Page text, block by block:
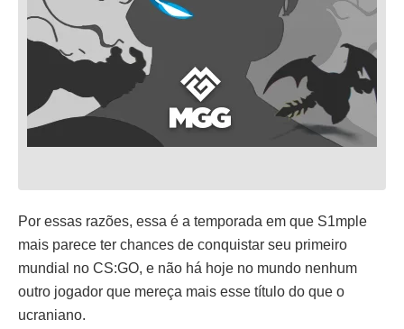
Por essas razões, essa é a temporada em que S1mple
mais parece ter chances de conquistar seu primeiro
mundial no CS:GO, e não há hoje no mundo nenhum
outro jogador que mereça mais esse título do que o
ucraniano.